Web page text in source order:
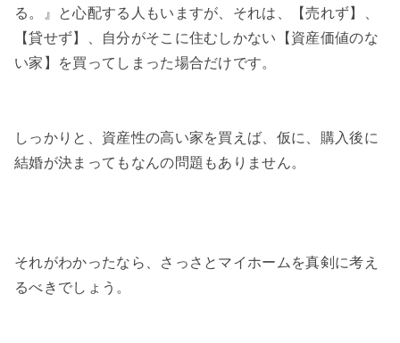
る。』と心配する人もいますが、それは、【売れず】、
【貸せず】、自分がそこに住むしかない【資産価値のな
い家】を買ってしまった場合だけです。
しっかりと、資産性の高い家を買えば、仮に、購入後に
結婚が決まってもなんの問題もありません。
それがわかったなら、さっさとマイホームを真剣に考え
るべきでしょう。